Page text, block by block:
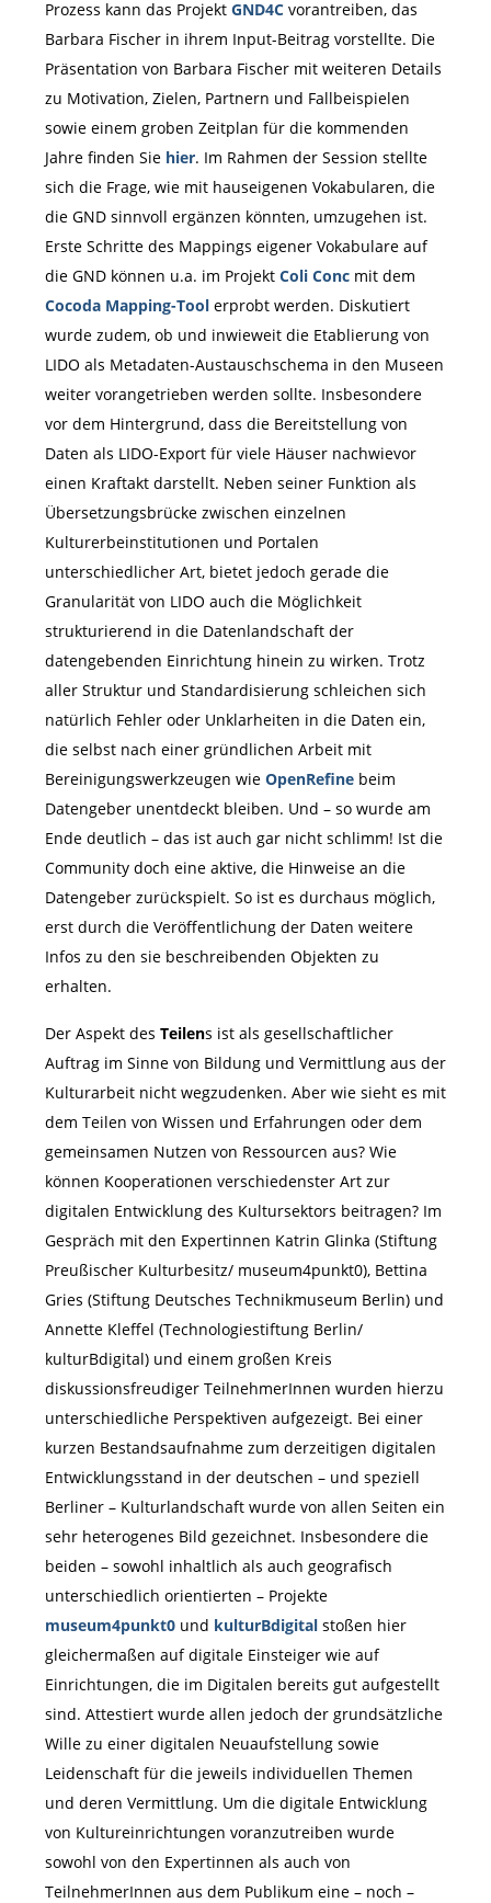
Prozess kann das Projekt GND4Cvorantreiben, das
Barbara Fischer in ihrem Input-Beitrag vorstellte. Die
Präsentation von Barbara Fischer mit weiteren Details
zu Motivation, Zielen, Partnern und Fallbeispielen
sowie einem groben Zeitplan für die kommenden
Jahre finden Sie hier. Im Rahmen der Session stellte
sich die Frage, wie mit hauseigenen Vokabularen, die
die GND sinnvoll ergänzen könnten, umzugehen ist.
Erste Schritte des Mappings eigener Vokabulare auf
die GND können u.a. im Projekt Coli Concmit dem
Cocoda Mapping-Toolerprobt werden. Diskutiert
wurde zudem, ob und inwieweit die Etablierung von
LIDO als Metadaten-Austauschschema in den Museen
weiter vorangetrieben werden sollte. Insbesondere
vor dem Hintergrund, dass die Bereitstellung von
Daten als LIDO-Export für viele Häuser nachwievor
einen Kraftakt darstellt. Neben seiner Funktion als
Übersetzungsbrücke zwischen einzelnen
Kulturerbeinstitutionen und Portalen
unterschiedlicher Art, bietet jedoch gerade die
Granularität von LIDO auch die Möglichkeit
strukturierend in die Datenlandschaft der
datengebenden Einrichtung hinein zu wirken. Trotz
aller Struktur und Standardisierung schleichen sich
natürlich Fehler oder Unklarheiten in die Daten ein,
die selbst nach einer gründlichen Arbeit mit
Bereinigungswerkzeugen wie OpenRefinebeim
Datengeber unentdeckt bleiben. Und – so wurde am
Ende deutlich – das ist auch gar nicht schlimm! Ist die
Community doch eine aktive, die Hinweise an die
Datengeber zurückspielt. So ist es durchaus möglich,
erst durch die Veröffentlichung der Daten weitere
Infos zu den sie beschreibenden Objekten zu
erhalten.
Der Aspekt des Teilens ist als gesellschaftlicher
Auftrag im Sinne von Bildung und Vermittlung aus der
Kulturarbeit nicht wegzudenken. Aber wie sieht es mit
dem Teilen von Wissen und Erfahrungen oder dem
gemeinsamen Nutzen von Ressourcen aus? Wie
können Kooperationen verschiedenster Art zur
digitalen Entwicklung des Kultursektors beitragen? Im
Gespräch mit den Expertinnen Katrin Glinka (Stiftung
Preußischer Kulturbesitz/ museum4punkt0), Bettina
Gries (Stiftung Deutsches Technikmuseum Berlin) und
Annette Kleffel (Technologiestiftung Berlin/
kulturBdigital) und einem großen Kreis
diskussionsfreudiger TeilnehmerInnen wurden hierzu
unterschiedliche Perspektiven aufgezeigt. Bei einer
kurzen Bestandsaufnahme zum derzeitigen digitalen
Entwicklungsstand in der deutschen – und speziell
Berliner – Kulturlandschaft wurde von allen Seiten ein
sehr heterogenes Bild gezeichnet. Insbesondere die
beiden – sowohl inhaltlich als auch geografisch
unterschiedlich orientierten – Projekte
museum4punkt0und kulturBdigitalstoßen hier
gleichermaßen auf digitale Einsteiger wie auf
Einrichtungen, die im Digitalen bereits gut aufgestellt
sind. Attestiert wurde allen jedoch der grundsätzliche
Wille zu einer digitalen Neuaufstellung sowie
Leidenschaft für die jeweils individuellen Themen
und deren Vermittlung. Um die digitale Entwicklung
von Kultureinrichtungen voranzutreiben wurde
sowohl von den Expertinnen als auch von
TeilnehmerInnen aus dem Publikum eine – noch –